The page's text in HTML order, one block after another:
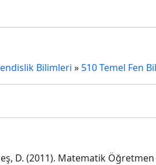
Bilimleri » 510 Temel Fen
D. (2011). Matematik